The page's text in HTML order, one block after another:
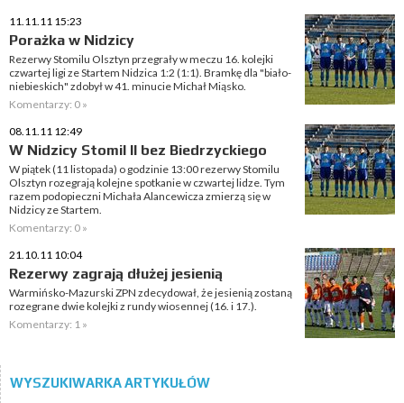
11.11.11 15:23
Porażka w Nidzicy
Rezerwy Stomilu Olsztyn przegrały w meczu 16. kolejki
czwartej ligi ze Startem Nidzica 1:2 (1:1). Bramkę dla "biało-
niebieskich" zdobył w 41. minucie Michał Miąsko.
Komentarzy: 0 »
08.11.11 12:49
W Nidzicy Stomil II bez Biedrzyckiego
W piątek (11 listopada) o godzinie 13:00 rezerwy Stomilu
Olsztyn rozegrają kolejne spotkanie w czwartej lidze. Tym
razem podopieczni Michała Alancewicza zmierzą się w
Nidzicy ze Startem.
Komentarzy: 0 »
21.10.11 10:04
Rezerwy zagrają dłużej jesienią
Warmińsko-Mazurski ZPN zdecydował, że jesienią zostaną
rozegrane dwie kolejki z rundy wiosennej (16. i 17.).
Komentarzy: 1 »
WYSZUKIWARKA ARTYKUŁÓW